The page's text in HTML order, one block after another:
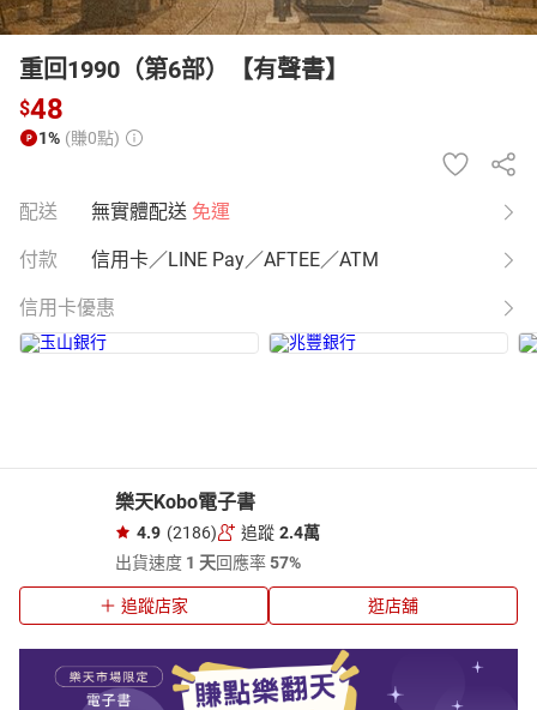
重回1990（第6部）【有聲書】
$48
1% (賺0點)
配送 無實體配送 免運
付款 信用卡／LINE Pay／AFTEE／ATM
信用卡優惠
樂天Kobo電子書
4.9 (2186) 追蹤 2.4萬
出貨速度 1 天回應率57%
追蹤店家 逛店舖